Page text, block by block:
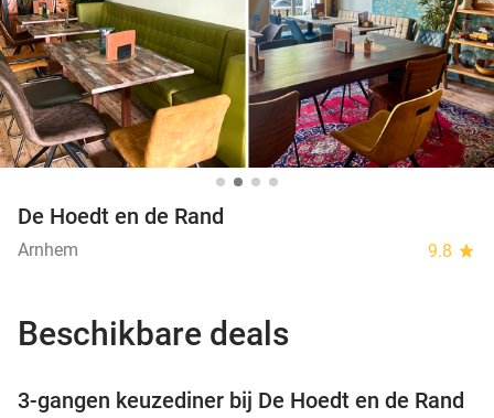
De Hoedt en de Rand
Arnhem 9.8 star
Beschikbare deals
3-gangen keuzediner bij De Hoedt en de Rand